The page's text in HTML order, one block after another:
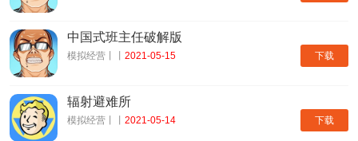
下载
中国式班主任破解版
模拟经营丨丨 2021-05-15
下载
辐射避难所
模拟经营丨丨 2021-05-14